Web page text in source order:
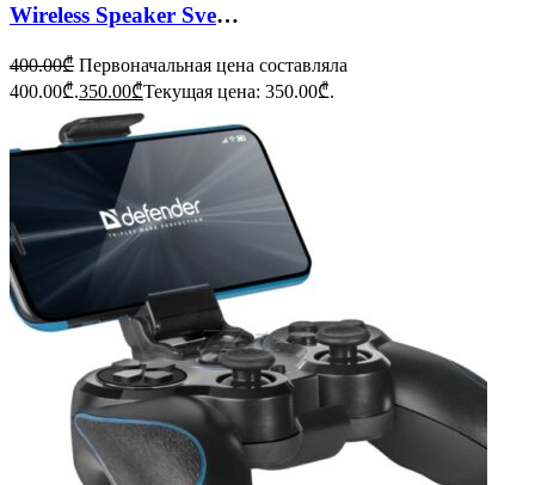
Wireless Speaker Sven PS-550
400.00₾ Первоначальная цена составляла
400.00₾.350.00₾Текущая цена: 350.00₾.